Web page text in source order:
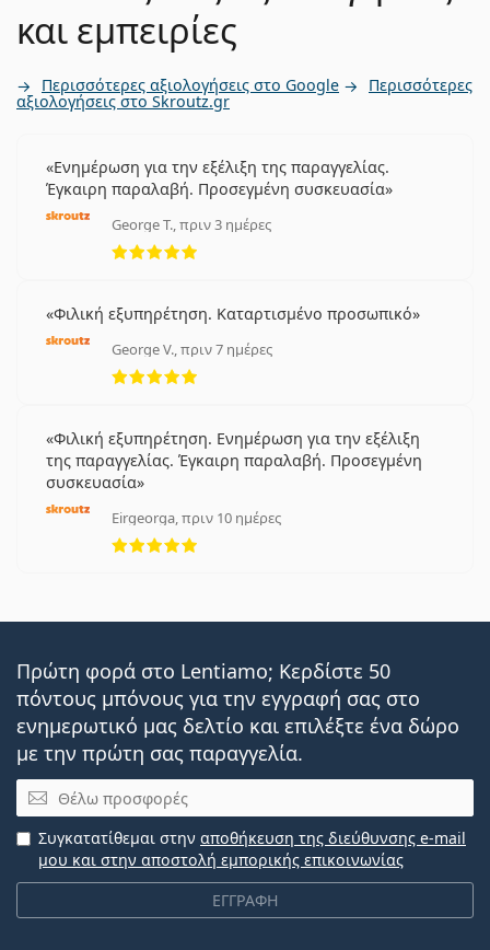
και εμπειρίες
Περισσότερες αξιολογήσεις στο Google Περισσότερες
αξιολογήσεις στο Skroutz.gr
Ενημέρωση για την εξέλιξη της παραγγελίας.
Έγκαιρη παραλαβή. Προσεγμένη συσκευασία
George T., πριν 3 ημέρες
5 αξιολογήσεις από 5
Φιλική εξυπηρέτηση. Καταρτισμένο προσωπικό
George V., πριν 7 ημέρες
5 αξιολογήσεις από 5
Φιλική εξυπηρέτηση. Ενημέρωση για την εξέλιξη
της παραγγελίας. Έγκαιρη παραλαβή. Προσεγμένη
συσκευασία
Eirgeorga, πριν 10 ημέρες
5 αξιολογήσεις από 5
Πρώτη φορά στο Lentiamo; Κερδίστε 50
πόντους μπόνους για την εγγραφή σας στο
ενημερωτικό μας δελτίο και επιλέξτε ένα δώρο
με την πρώτη σας παραγγελία.
Email
ΕΓΓΡΑΦΗ
Συγκατατίθεμαι στην αποθήκευση της διεύθυνσης e-mail
μου και στην αποστολή εμπορικής επικοινωνίας